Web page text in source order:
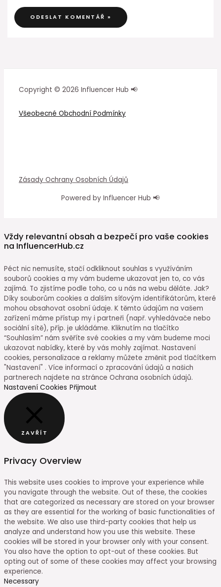
Copyright © 2026 Influencer Hub 📢
Všeobecné Obchodní Podmínky
Zásady Ochrany Osobních Údajů
Powered by Influencer Hub 📢
Vždy relevantní obsah a bezpečí pro vaše cookies
na InfluencerHub.cz
Péct nic nemusíte, stačí odkliknout souhlas s využíváním
souborů cookies a my vám budeme ukazovat jen to, co vás
zajímá. To zjistíme podle toho, co u nás na webu děláte. Jak?
Díky souborům cookies a dalším síťovým identifikátorům, které
mohou obsahovat osobní údaje. K těmto údajům na vašem
zařízení máme přístup my i partneři (např. vyhledávače nebo
sociální sítě), příp. je ukládáme. Kliknutím na tlačítko
“Souhlasím” nám svěříte své cookies a my vám budeme moci
ukazovat nabídky, které by vás mohly zajímat. Nastavení
cookies, personalizace a reklamy můžete změnit pod tlačítkem
"Nastavení" . Více informací o zpracování údajů a našich
partnerech najdete na stránce Ochrana osobních údajů.
Nastavení Cookies Přijmout
ZAVŘÍT
Privacy Overview
This website uses cookies to improve your experience while
you navigate through the website. Out of these, the cookies
that are categorized as necessary are stored on your browser
as they are essential for the working of basic functionalities of
the website. We also use third-party cookies that help us
analyze and understand how you use this website. These
cookies will be stored in your browser only with your consent.
You also have the option to opt-out of these cookies. But
opting out of some of these cookies may affect your browsing
experience.
Necessary